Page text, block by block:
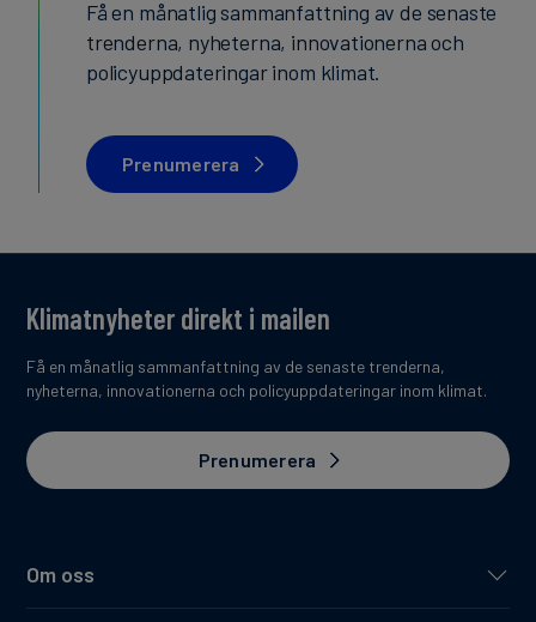
Få en månatlig sammanfattning av de senaste
trenderna, nyheterna, innovationerna och
policyuppdateringar inom klimat.
Prenumerera
Om oss
Klimatnyheter direkt i mailen
Få en månatlig sammanfattning av de senaste trenderna,
nyheterna, innovationerna och policyuppdateringar inom klimat.
Prenumerera